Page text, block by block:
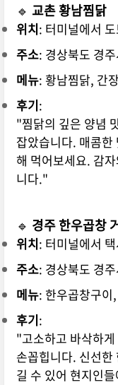
🔹 교촌 황남찜닭
위치: 터미널에서
주소: 경상북도 경
메뉴: 황남찜닭, 간
후기:
"찜닭의 깊은 양념
잡았습니다. 매콤한
해 먹어보세요. 감
니다."
🔹 경주 한우곱창
위치: 터미널에서
주소: 경상북도 경
메뉴: 한우곱창구이
후기:
"고소하고 바삭하
손꼽힙니다. 신선한
길 수 있어 현지인